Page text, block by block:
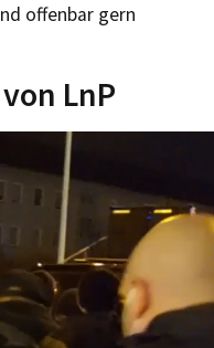
offenbar gern
LnP